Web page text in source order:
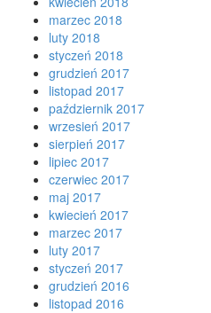
marzec 2018
luty 2018
styczeń 2018
grudzień 2017
listopad 2017
październik 2017
wrzesień 2017
sierpień 2017
lipiec 2017
czerwiec 2017
maj 2017
kwiecień 2017
marzec 2017
luty 2017
styczeń 2017
grudzień 2016
listopad 2016